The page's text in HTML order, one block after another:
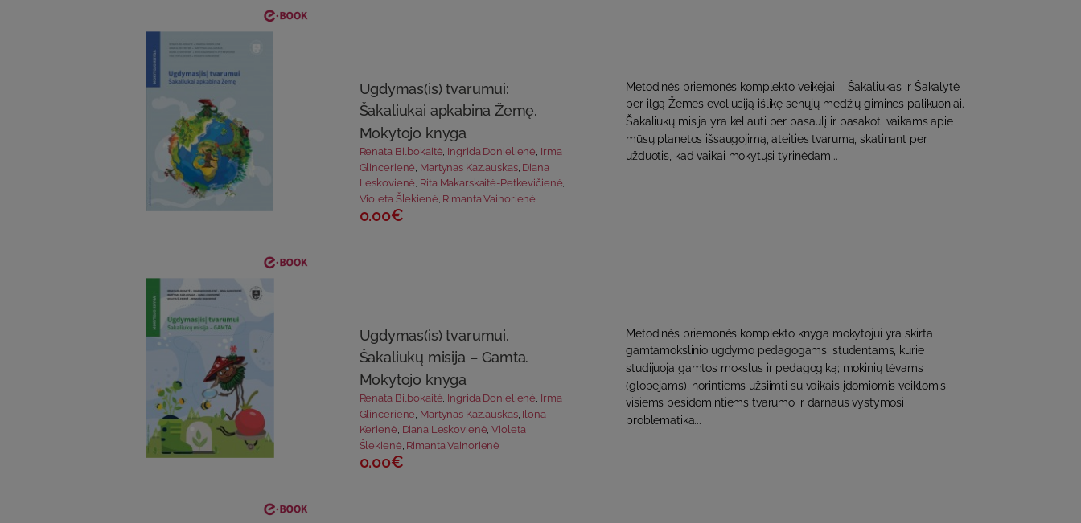
Ugdymas(is) tvarumui:
Šakaliukai apkabina Žemę.
Mokytojo knyga
Renata Bilbokaitė, Ingrida Donielienė, Irma
Glincerienė Martynas Kazlauskas, Diana
Leskovienė, Rita Makarskaitė-Petkevičienė,
Violeta Šlekienė, Rimanta Vainorienė
0.00€
Metodinės priemonės komplekto veikėjai – Šakaliukas ir Šakalytė –
per ilgą Žemės evoliuciją išlikę senųjų medžių giminės palikuoniai.
Šakaliukų misija yra keliauti per pasaulį ir pasakoti vaikams apie
mūsų planetos išsaugojimą, ateities tvarumą, skatinant per
užduotis, kad vaikai mokytųsi tyrinėdami..
Ugdymas(is) tvarumui.
Šakaliukų misija – Gamta.
Mokytojo knyga
Renata Bilbokaitė, Ingrida Donielienė, Irma
Glincerienė Martynas Kazlauskas, Ilona
Kerienė, Diana Leskovienė,Violeta
Šlekienė, Rimanta Vainorienė
0.00€
Metodinės priemonės komplekto knyga mokytojui yra skirta
gamtamokslinio ugdymo pedagogams; studentams, kurie
studijuoja gamtos mokslus ir pedagogiką; mokinių tėvams
(globėjams), norintiems užsiimti su vaikais įdomiomis veiklomis;
visiems besidomintiems tvarumo ir darnaus vystymosi
problematika...